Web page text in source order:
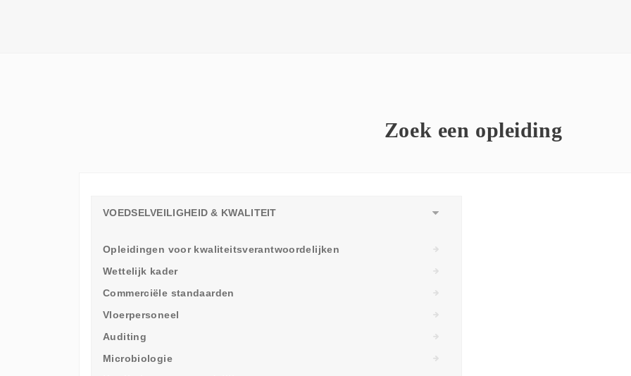
Zoek een opleiding
VOEDSELVEILIGHEID & KWALITEIT
Opleidingen voor kwaliteitsverantwoordelijken
Wettelijk kader
Commerciële standaarden
Vloerpersoneel
Auditing
Microbiologie